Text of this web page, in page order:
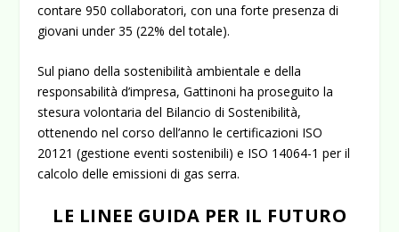
contare950 collaboratori, con una forte presenza di
giovani under 35 (22% del totale).
Sul piano della sostenibilità ambientale e della
responsabilità d’impresa, Gattinoni ha proseguito la
stesura volontaria del Bilancio di Sostenibilità,
ottenendo nel corso dell’anno le certificazioni ISO
20121 (gestione eventi sostenibili) e ISO 14064-1 per il
calcolo delle emissioni di gas serra.
LE LINEE GUIDA PER IL FUTURO